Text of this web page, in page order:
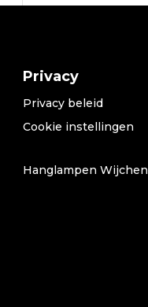
Privacy
Privacy beleid
Cookie instellingen
Hanglampen Wijchen